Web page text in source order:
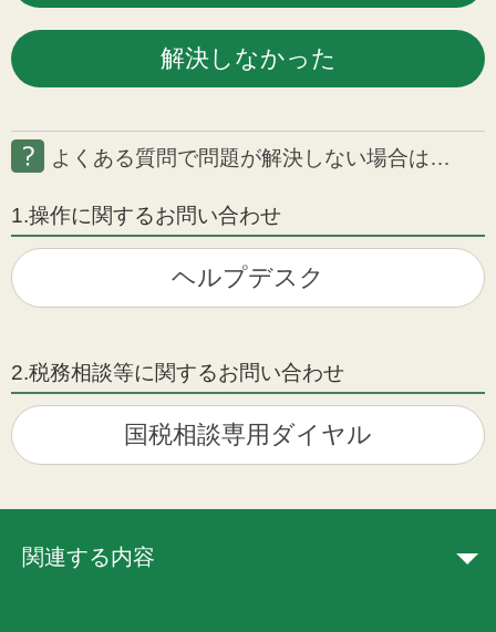
よくある質問で問題が解決しない場合は…
1.操作に関するお問い合わせ
ヘルプデスク
2.税務相談等に関するお問い合わせ
国税相談専用ダイヤル
関連する内容